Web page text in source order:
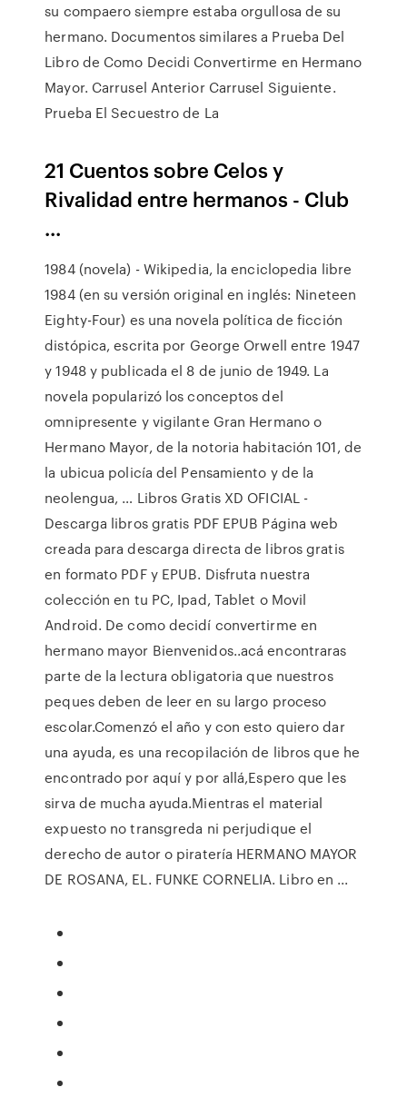
su compaero siempre estaba orgullosa de su
hermano. Documentos similares a Prueba Del
Libro de Como Decidi Convertirme en Hermano
Mayor. Carrusel Anterior Carrusel Siguiente.
Prueba El Secuestro de La
21 Cuentos sobre Celos y
Rivalidad entre hermanos - Club
...
1984 (novela) - Wikipedia, la enciclopedia libre
1984 (en su versión original en inglés: Nineteen
Eighty-Four) es una novela política de ficción
distópica, escrita por George Orwell entre 1947
y 1948 y publicada el 8 de junio de 1949. La
novela popularizó los conceptos del
omnipresente y vigilante Gran Hermano o
Hermano Mayor, de la notoria habitación 101, de
la ubicua policía del Pensamiento y de la
neolengua, … Libros Gratis XD OFICIAL -
Descarga libros gratis PDF EPUB Página web
creada para descarga directa de libros gratis
en formato PDF y EPUB. Disfruta nuestra
colección en tu PC, Ipad, Tablet o Movil
Android. De como decidí convertirme en
hermano mayor Bienvenidos..acá encontraras
parte de la lectura obligatoria que nuestros
peques deben de leer en su largo proceso
escolar.Comenzó el año y con esto quiero dar
una ayuda, es una recopilación de libros que he
encontrado por aquí y por allá,Espero que les
sirva de mucha ayuda.Mientras el material
expuesto no transgreda ni perjudique el
derecho de autor o piratería HERMANO MAYOR
DE ROSANA, EL. FUNKE CORNELIA. Libro en ...